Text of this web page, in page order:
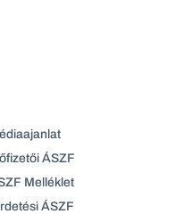
ÁSZF
Melléklet
ÁSZF